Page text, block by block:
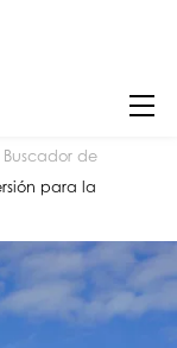
Buscador de
para la